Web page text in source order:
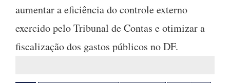
aumentar a eficiência do controle externo
exercido pelo Tribunal de Contas e otimizar a
fiscalização dos gastos públicos no DF.